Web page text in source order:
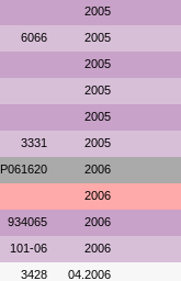
2005
6066 2005
2005
2005
2005
3331 2005
P061620 2006
2006
934065 2006
101-06 2006
3428 04.2006